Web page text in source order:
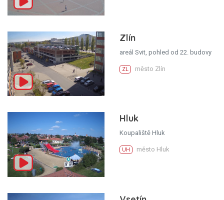
Zlín
areál Svit, pohled od 22. budovy
ZL město Zlín
Hluk
Koupaliště Hluk
UH město Hluk